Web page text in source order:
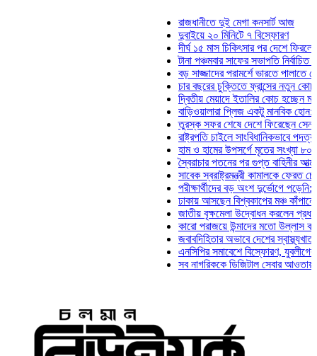
রাজধানীতে দুই মেগা কনসার্ট আজ
দুবাইয়ে ২০ মিনিটে ৭ বিস্ফোরণ
দীর্ঘ ১৫ মাস চিকিৎসার পর দেশে ফিরলেন
টানা পঞ্চমবার সাফের সভাপতি নির্বাচিত কাজী
বড় সাজ্জাদের পরামর্শে ভারতে পালাতে
চার বছরের চুক্তিতে ফ্রান্সের নতুন কোচ জিদান
দ্বিতীয় মেয়াদে ইতালির কোচ হচ্ছেন মানচিনি
বাড়িওয়ালারা প্লিজ একটু মানবিক হোন: মনিরা
তুরস্ক সফর শেষে দেশে ফিরেছেন
রাষ্ট্রপতি চাইলে সাংবিধানিকভাবে পদত্যাগ
হাম ও হামের উপসর্গে মৃতের সংখ্যা ৮০০
স্বৈরাচার পতনের পর গুপ্ত বাহিনীর
সাবেক স্বরাষ্ট্রমন্ত্রী কামালকে ফেরত চেয়ে
পরীক্ষার্থীদের বড় অংশ দুর্ভোগে পড়েনি: ড.
ঢাকায় আসছেন বিশ্বকাপের মঞ্চ কাঁপানো সেই
জাতীয় বৃক্ষমেলা উদ্বোধন করলেন প্রধানমন্ত্রী
কারো পরাজয়ে উন্মাদের মতো উল্লাস করতে
জবাবদিহিতার অভাবে দেশের স্বাস্থ্যখাত
এনসিপির সমাবেশে বিস্ফোরণ, যুবলীগের দুই
সব নাগরিককে ডিজিটাল সেবার আওতায় আনতে